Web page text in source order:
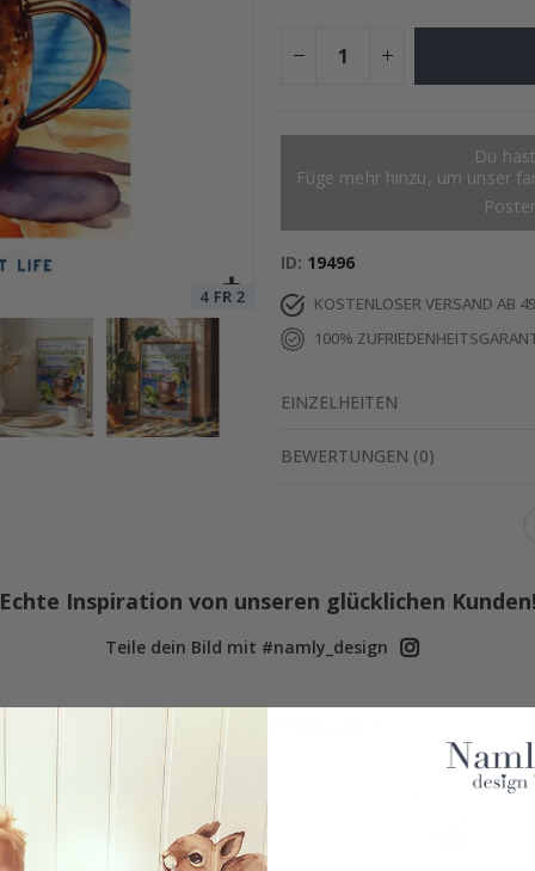
Du
Füge mehr hinzu, um unser
ID 19496
KOSTENLOSER VERSAND AB
100%
EINZELHEITEN
BEWERTUNGEN (0)
Echte Inspiration von unseren glücklichen
Teile dein Bild mit #namly_design
Ähnliche produkte